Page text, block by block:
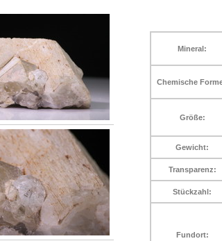
Mineral:
Chemische
Größe:
Gewicht:
Transparenz:
Stückzahl:
Fundort: